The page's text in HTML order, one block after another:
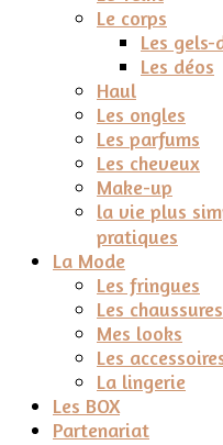
Le corps
Les gels-
Les déos
Haul
Les ongles
Les parfums
Les cheveux
Make-up
la vie plus
pratiques
La Mode
Les fringues
Les chaussures
Mes looks
Les
La lingerie
Les BOX
Partenariat